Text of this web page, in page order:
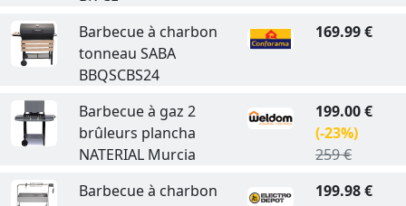
Barbecue à charbon
tonneau SABA
BBQSCBS24
169.99 €
Barbecue à gaz 2
brûleurs plancha
NATERIAL Murcia
199.00 €
(-23%)
259 €
Barbecue à charbon
199.98 €